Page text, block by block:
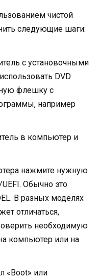
чистой
следующие шаги:
с установочными
DVD
флешку с
например
в компьютер и
нажмите нужную
Обычно это
В разных моделях
отличаться,
необходимую
компьютер или на
«Boot» или